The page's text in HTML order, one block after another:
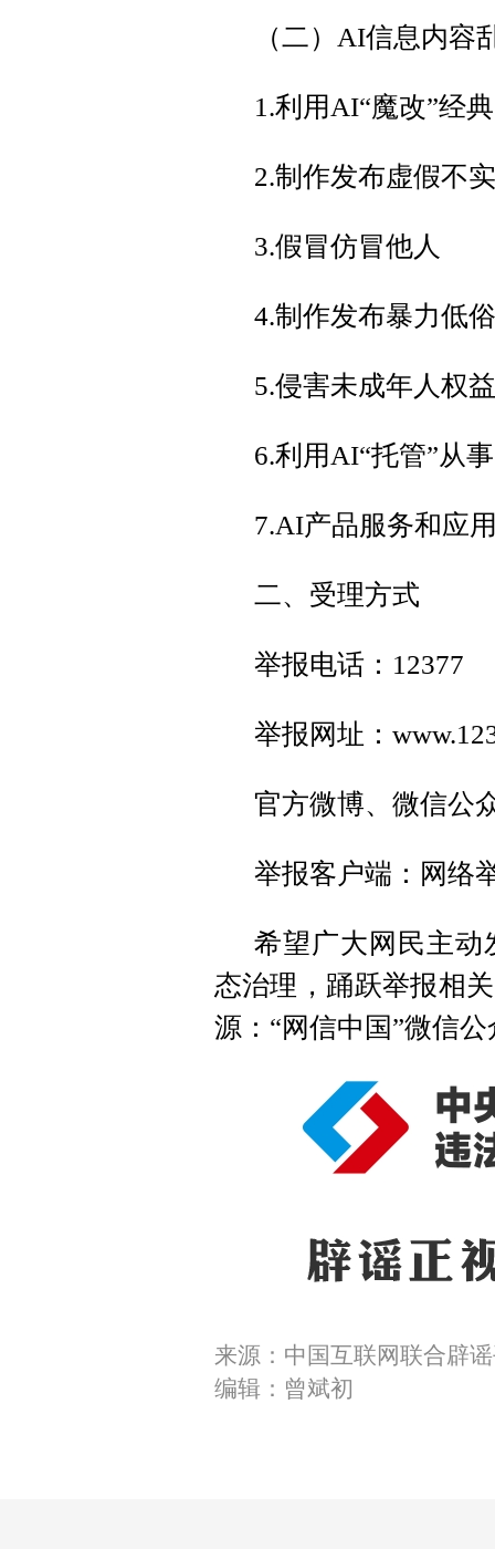
（二）AI信息内容
1.利用AI“魔改”经
2.制作发布虚假不
3.假冒仿冒他人
4.制作发布暴力低
5.侵害未成年人权益
6.利用AI“托管”从
7.AI产品服务和应
二、受理方式
举报电话：12377
举报网址：
官方微博、微信公
举报客户端：网络
希望广大网民主动
态治理，踊跃举报相
源：“网信中国”微信
来源：中国互联网联合辟
编辑：曾斌初